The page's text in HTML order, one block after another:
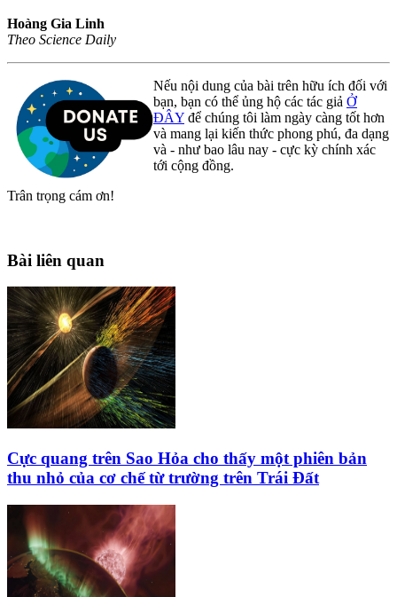
Hoàng Gia Linh
Theo Science Daily
Nếu nội dung của bài trên hữu ích đối với
bạn, bạn có thể ủng hộ các tác giả Ở
ĐÂY để chúng tôi làm ngày càng tốt hơn
và mang lại kiến thức phong phú, đa dạng
và - như bao lâu nay - cực kỳ chính xác
tới cộng đồng.
Trân trọng cám ơn!
Bài liên quan
Cực quang trên Sao Hỏa cho thấy một phiên bản
thu nhỏ của cơ chế từ trường trên Trái Đất